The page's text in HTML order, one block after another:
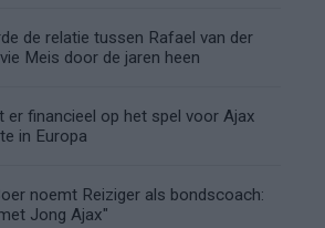
de relatie tussen Rafael van der
Meis door de jaren heen
er financieel op het spel voor Ajax
in Europa
noemt Reiziger als bondscoach:
Jong Ajax"